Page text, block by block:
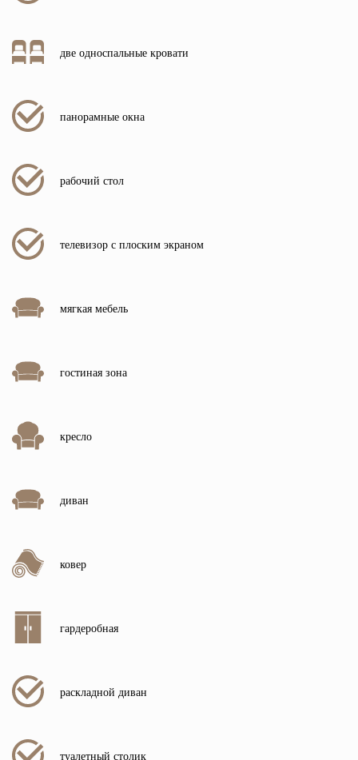
две односпальные кровати
панорамные окна
рабочий стол
телевизор с плоским экраном
мягкая мебель
гостиная зона
кресло
диван
ковер
гардеробная
раскладной диван
туалетный столик